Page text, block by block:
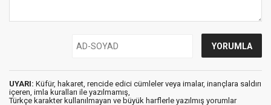
UYARI: Küfür, hakaret, rencide edici cümleler veya imalar, inançlara saldırı
içeren, imla kuralları ile yazılmamış,
Türkçe karakter kullanılmayan ve büyük harflerle yazılmış yorumlar